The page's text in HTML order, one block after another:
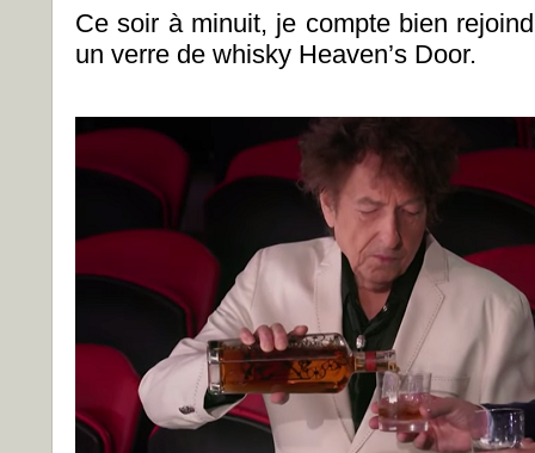
Ce soir à minuit, je compte bien
un verre de whisky Heaven’s Door.